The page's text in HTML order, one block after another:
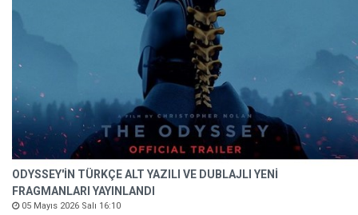
ODYSSEY'İN TÜRKÇE ALT YAZILI VE DUBLAJLI YENİ
FRAGMANLARI YAYINLANDI
05 Mayıs 2026 Salı 16:10